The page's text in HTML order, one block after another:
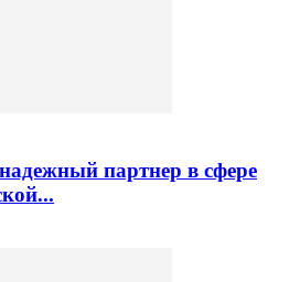
партнер в сфере